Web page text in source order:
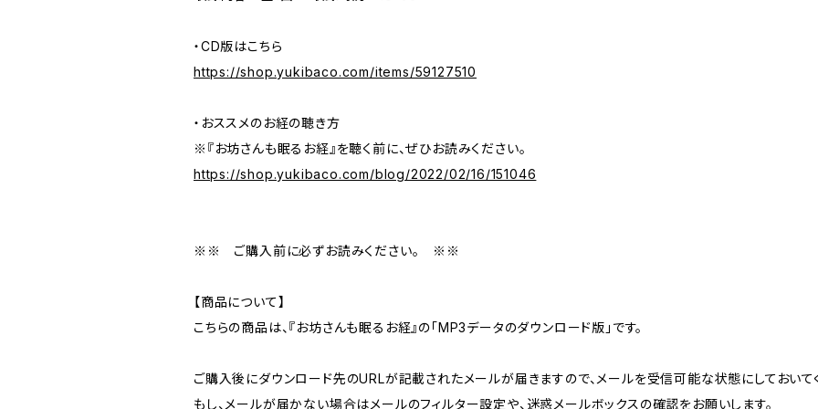
・CD版はこちら
https://shop.yukibaco.com/items/59127510
・おススメのお経の聴き方
※『お坊さんも眠るお経』を聴く前に、ぜひお読みください。
https://shop.yukibaco.com/blog/2022/02/16/151046
※※ ご購入前に必ずお読みください。 ※※
【商品について】
こちらの商品は、『お坊さんも眠るお経』の「MP3データのダウンロード版」です。
ご購入後にダウンロード先のURLが記載されたメールが届きますので、メールを受信可能な状態にしておいて
もし、メールが届かない場合はメールのフィルター設定や、迷惑メールボックスの確認をお願いします。